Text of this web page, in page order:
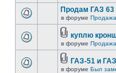
Продам ГАЗ 63
в форуме
куплю
в форуме
ГАЗ-51 и
в форуме Был